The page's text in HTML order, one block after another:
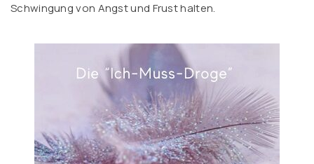
Schwingung von Angst und Frust halten.